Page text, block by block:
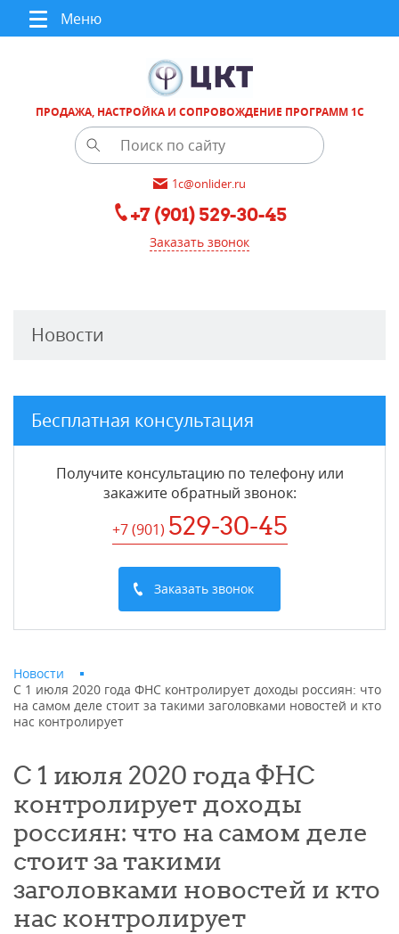
Меню
ПРОДАЖА, НАСТРОЙКА И СОПРОВОЖДЕНИЕ ПРОГРАММ 1С
1c@onlider.ru
+7 (901) 529-30-45
Заказать звонок
Новости
Бесплатная консультация
Получите консультацию по телефону или
закажите обратный звонок:
+7 (901) 529-30-45
Заказать звонок
Новости
С 1 июля 2020 года ФНС контролирует доходы россиян: что
на самом деле стоит за такими заголовками новостей и кто
нас контролирует
С 1 июля 2020 года ФНС
контролирует доходы
россиян: что на самом деле
стоит за такими
заголовками новостей и кто
нас контролирует